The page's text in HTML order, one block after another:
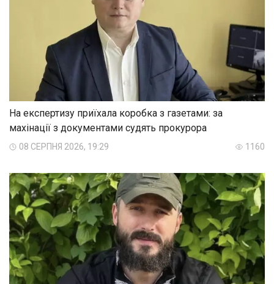
На експертизу приїхала коробка з газетами: за
махінації з документами судять прокурора
08 СЕРПНЯ 2026, 19:29 1160